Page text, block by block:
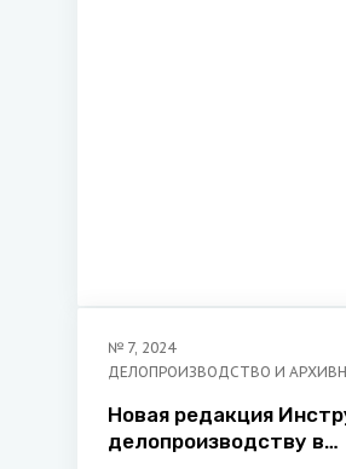
№ 7, 2024
ДЕЛОПРОИЗВОДСТВО И
Новая редакция
делопроизводству в